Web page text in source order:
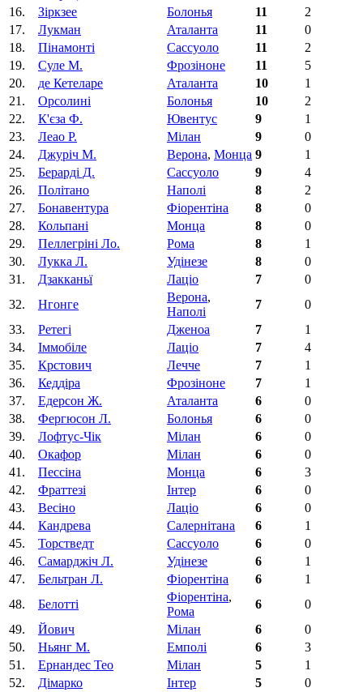
16.
Зіркзее Болонья 11
2
17.
Лукман Аталанта 11
0
18.
Пiнамонтi Сассуоло 11
2
19.
Суле М. Фрозіноне 11
5
20.
де Кетеларе Аталанта 10
1
21.
Орсолинi Болонья 10
2
22.
К'єза Ф. Ювентус 9
1
23.
Леао Р. Мілан 9
0
24.
Джурiч М. Верона, Монца 9
1
25.
Берарді Д. Сассуоло 9
4
26.
Політано Наполі 8
2
27.
Бонавентура Фіорентіна‎ 8
0
28.
Кольпанi Монца 8
0
29.
Пеллегріні Ло. Рома 8
1
30.
Лукка Л. Удінезе 8
0
31.
Дзакканьї Лаціо 7
0
32.
Нгонге
Верона,
Наполі
7
0
33.
Ретегі Дженоа 7
1
34.
Іммобіле Лаціо 7
4
35.
Крстович Лечче 7
1
36.
Кеддіра Фрозіноне 7
1
37.
Едерсон Ж. Аталанта 6
0
38.
Фергюсон Л. Болонья 6
0
39.
Лофтус-Чік Мілан 6
0
40.
Окафор Мілан 6
0
41.
Пессіна Монца 6
3
42.
Фраттезi Інтер 6
0
43.
Весiно Лаціо 6
0
44.
Кандрева Салернітана 6
1
45.
Торстведт Сассуоло 6
0
46.
Самарджіч Л. Удінезе 6
1
47.
Бельтран Л. Фіорентіна‎ 6
1
48.
Белотті
Фіорентіна‎,
Рома
6
0
49.
Йович Мілан 6
0
50.
Ньянг М. Емполі 6
3
51.
Ернандес Тео Мілан 5
1
52.
Дімарко Інтер 5
0